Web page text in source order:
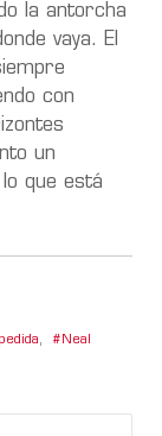
la antorcha
vaya. El
con
un
que está
, Neal